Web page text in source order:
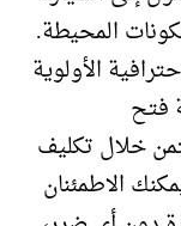
المحيطة.
الأولوية
فتح
خلال تكليف
الاطمئنان